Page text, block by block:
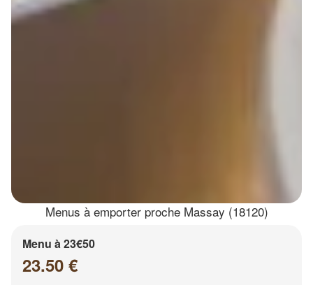
Menus à emporter proche Massay (18120)
Menu à 23€50
23.50 €